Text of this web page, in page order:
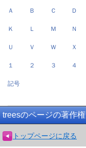
Ａ Ｂ Ｃ Ｄ
Ｋ Ｌ Ｍ Ｎ
Ｕ Ｖ Ｗ Ｘ
１ ２ ３ ４
記号
treesのページの著作権
トップページに戻る